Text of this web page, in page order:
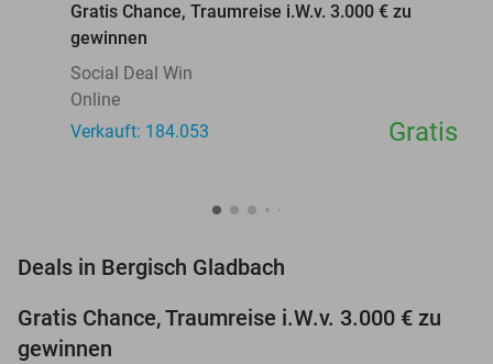
Gratis Chance, Traumreise i.W.v. 3.000 € zu
gewinnen
Social Deal Win
Online
Verkauft: 184.053
Gratis
Deals in Bergisch Gladbach
Gratis Chance, Traumreise i.W.v. 3.000 € zu
gewinnen